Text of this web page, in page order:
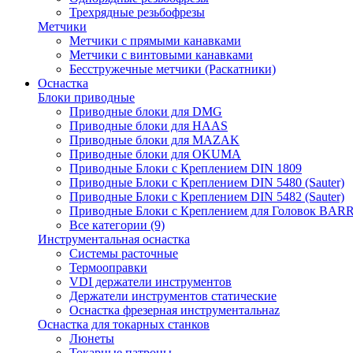
Трехрядные резьбофрезы
Метчики
Метчики с прямыми канавками
Метчики с винтовыми канавками
Бесстружечные метчики (Раскатники)
Оснастка
Блоки приводные
Приводные блоки для DMG
Приводные блоки для HAAS
Приводные блоки для MAZAK
Приводные блоки для OKUMA
Приводные Блоки с Креплением DIN 1809
Приводные Блоки с Креплением DIN 5480 (Sauter)
Приводные Блоки с Креплением DIN 5482 (Sauter)
Приводные Блоки с Креплением для Головок
Все категории (9)
Инструментальная оснастка
Системы расточные
Термооправки
VDI держатели инструментов
Держатели инструментов статические
Оснастка фрезерная инструментальнаz
Оснастка для токарных станков
Люнеты